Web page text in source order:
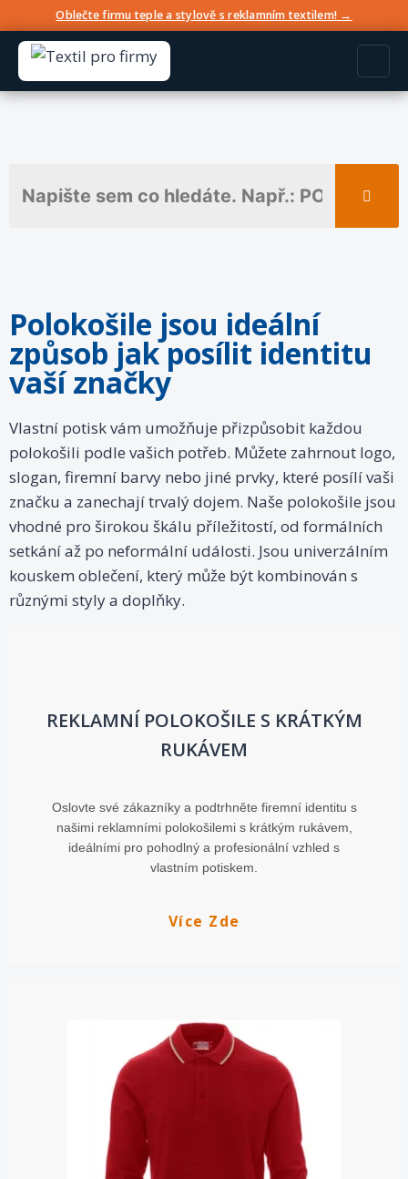
Oblečte firmu teple a stylově s reklamním textilem! →
Polokošile jsou ideální
způsob jak posílit identitu
vaší značky
Vlastní potisk vám umožňuje přizpůsobit každou
polokošili podle vašich potřeb. Můžete zahrnout logo,
slogan, firemní barvy nebo jiné prvky, které posílí vaši
značku a zanechají trvalý dojem. Naše polokošile jsou
vhodné pro širokou škálu příležitostí, od formálních
setkání až po neformální události. Jsou univerzálním
kouskem oblečení, který může být kombinován s
různými styly a doplňky.
REKLAMNÍ POLOKOŠILE S KRÁTKÝM
RUKÁVEM
Oslovte své zákazníky a podtrhněte firemní identitu s
našimi reklamními polokošilemi s krátkým rukávem,
ideálními pro pohodlný a profesionální vzhled s
vlastním potiskem.
Více Zde